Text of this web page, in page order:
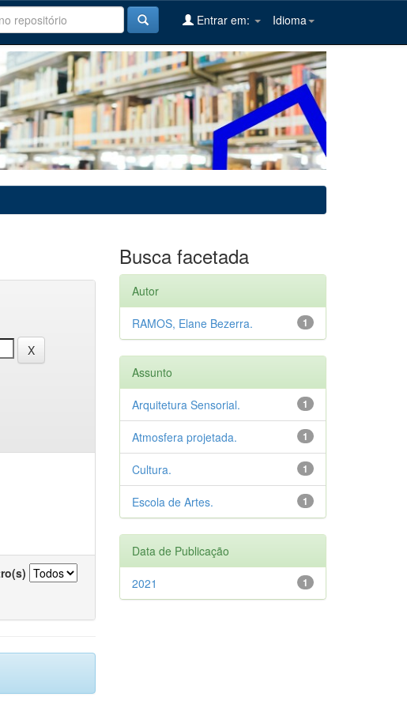
Idioma
Entrar em:
Busca facetada
Autor
1
RAMOS, Elane Bezerra.
Assunto
1
Arquitetura Sensorial.
1
Atmosfera projetada.
1
Cultura.
1
Escola de Artes.
Data de Publicação
1
2021